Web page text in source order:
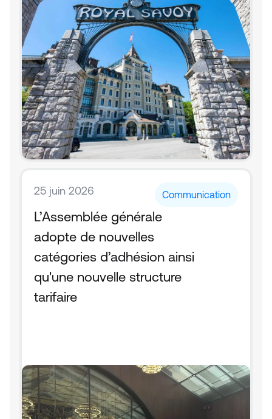
25 juin 2026 Communication
L’Assemblée générale
adopte de nouvelles
catégories d’adhésion ainsi
qu'une nouvelle structure
tarifaire